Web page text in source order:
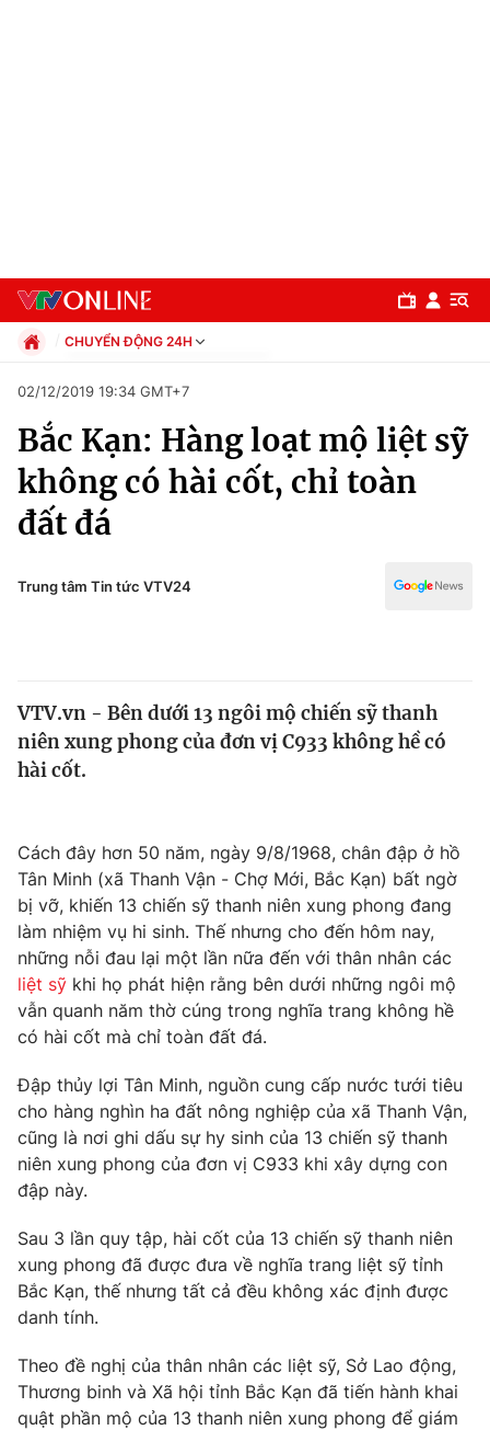
Chuyên mục
Chính trị
Thế giới
Thế giới đó đây
Câu chuyện quốc tế
Tài chính
Thị trường
Góc doanh nghiệp
Dữ liệu và đời sống
Truyền hình
Phim VTV
Hậu trường
Nhân vật
Khán giả
Giải sao mai
Giải trí
Điện ảnh
Âm nhạc
Sao
Du lịch
Làm đẹp
Chất lượng cuộc sống
Giáo dục
Tuyển sinh
Công nghệ
Hitech Công nghệ tương lai
Sản phẩm
Thị trường
Tư vấn
Giao lưu trực tuyến
Lịch phát sóng
Chuyên mục khác
CHUYỂN ĐỘNG 24H
Xã hội
Pháp luật
Kinh tế
Thể thao
Truyền hình
02/12/2019 19:34 GMT+7
Bắc Kạn: Hàng loạt mộ liệt sỹ
không có hài cốt, chỉ toàn
đất đá
Trung tâm Tin tức VTV24
VTV.vn - Bên dưới 13 ngôi mộ chiến sỹ thanh
niên xung phong của đơn vị C933 không hề có
hài cốt.
Cách đây hơn 50 năm, ngày 9/8/1968, chân đập ở hồ
Tân Minh (xã Thanh Vận - Chợ Mới, Bắc Kạn) bất ngờ
bị vỡ, khiến 13 chiến sỹ thanh niên xung phong đang
làm nhiệm vụ hi sinh. Thế nhưng cho đến hôm nay,
những nỗi đau lại một lần nữa đến với thân nhân các
liệt sỹ khi họ phát hiện rằng bên dưới những ngôi mộ
vẫn quanh năm thờ cúng trong nghĩa trang không hề
có hài cốt mà chỉ toàn đất đá.
Đập thủy lợi Tân Minh, nguồn cung cấp nước tưới tiêu
cho hàng nghìn ha đất nông nghiệp của xã Thanh Vận,
cũng là nơi ghi dấu sự hy sinh của 13 chiến sỹ thanh
niên xung phong của đơn vị C933 khi xây dựng con
đập này.
Sau 3 lần quy tập, hài cốt của 13 chiến sỹ thanh niên
xung phong đã được đưa về nghĩa trang liệt sỹ tỉnh
Bắc Kạn, thế nhưng tất cả đều không xác định được
danh tính.
Theo đề nghị của thân nhân các liệt sỹ, Sở Lao động,
Thương binh và Xã hội tỉnh Bắc Kạn đã tiến hành khai
quật phần mộ của 13 thanh niên xung phong để giám